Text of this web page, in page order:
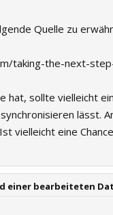
Quelle zu
taking-the-next-
hat, sollte vielleicht
lässt.
vielleicht eine
einer bearbeiteten